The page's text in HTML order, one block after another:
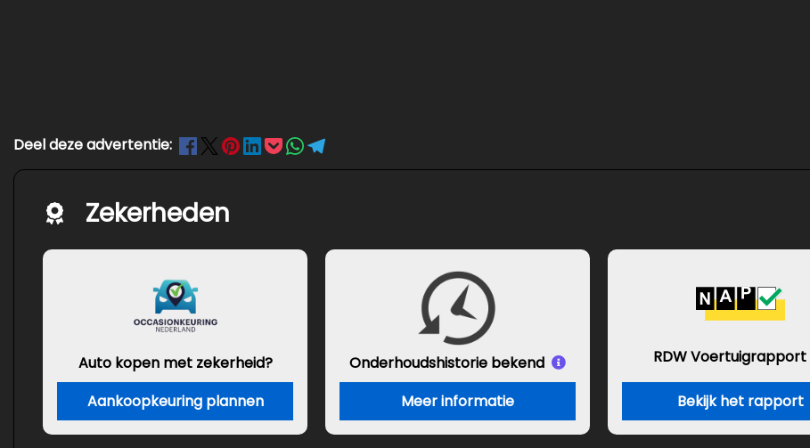
Deel deze advertentie:
Zekerheden
Auto kopen met zekerheid?
Aankoopkeuring plannen
Onderhoudshistorie bekend
Meer informatie
RDW Voertuigrapport
Bekijk het rapport